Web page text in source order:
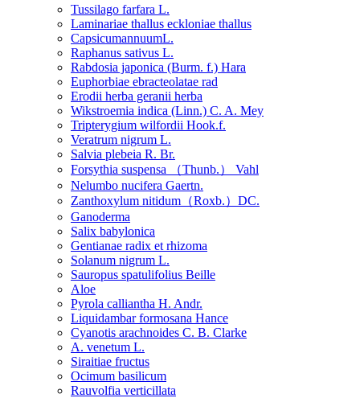
Tussilago farfara L.
Laminariae thallus eckloniae thallus
CapsicumannuumL.
Raphanus sativus L.
Rabdosia japonica (Burm. f.) Hara
Euphorbiae ebracteolatae rad
Erodii herba geranii herba
Wikstroemia indica (Linn.) C. A. Mey
Tripterygium wilfordii Hook.f.
Veratrum nigrum L.
Salvia plebeia R. Br.
Forsythia suspensa （Thunb.） Vahl
Nelumbo nucifera Gaertn.
Zanthoxylum nitidum（Roxb.）DC.
Ganoderma
Salix babylonica
Gentianae radix et rhizoma
Solanum nigrum L.
Sauropus spatulifolius Beille
Aloe
Pyrola calliantha H. Andr.
Liquidambar formosana Hance
Cyanotis arachnoides C. B. Clarke
A. venetum L.
Siraitiae fructus
Ocimum basilicum
Rauvolfia verticillata